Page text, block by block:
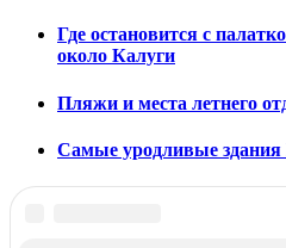
Где остановится с
около Калуги
Пляжи и места летнего
Самые уродливые здания